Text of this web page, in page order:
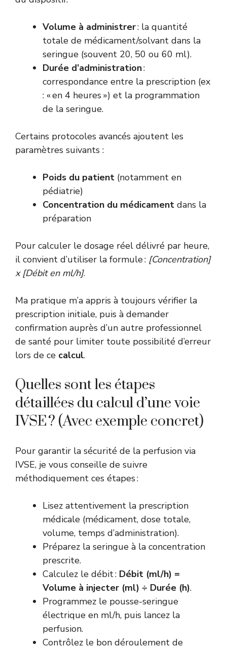
Volume à administrer: la quantité
totale de médicament/solvant dans la
seringue (souvent 20, 50 ou 60 ml).
Durée d’administration:
correspondance entre la prescription (ex
: « en 4 heures ») et la programmation
de la seringue.
Certains protocoles avancés ajoutent les
paramètres suivants :
Poids du patient (notamment en
pédiatrie)
Concentration du médicament dans la
préparation
Pour calculer le dosage réel délivré par heure,
il convient d’utiliser la formule : [Concentration]
x [Débit en ml/h].
Ma pratique m’a appris à toujours vérifier la
prescription initiale, puis à demander
confirmation auprès d’un autre professionnel
de santé pour limiter toute possibilité d’erreur
lors de ce calcul.
Quelles sont les étapes
détaillées du calcul d’une voie
IVSE ? (Avec exemple concret)
Pour garantir la sécurité de la perfusion via
IVSE, je vous conseille de suivre
méthodiquement ces étapes :
Lisez attentivement la prescription
médicale (médicament, dose totale,
volume, temps d’administration).
Préparez la seringue à la concentration
prescrite.
Calculez le débit : Débit (ml/h) =
Volume à injecter (ml) ÷ Durée (h).
Programmez le pousse-seringue
électrique en ml/h, puis lancez la
perfusion.
Contrôlez le bon déroulement de